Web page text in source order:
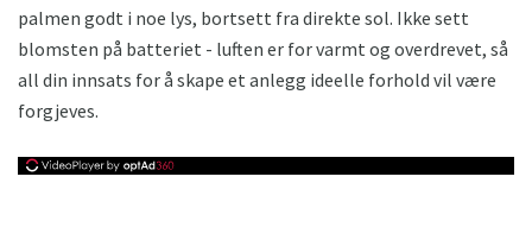
palmen godt i noe lys, bortsett fra direkte sol. Ikke sett
blomsten på batteriet - luften er for varmt og overdrevet, så
all din innsats for å skape et anlegg ideelle forhold vil være
forgjeves.